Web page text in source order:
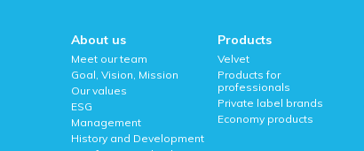
About us
Meet our team
Goal, Vision, Mission
Our values
ESG
Management
History and Development
Products
Velvet
Products for
professionals
Private label brands
Economy products